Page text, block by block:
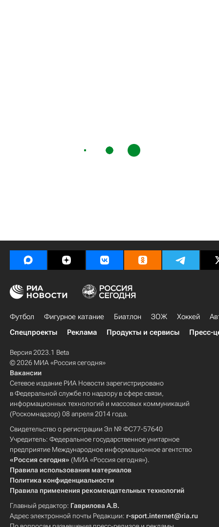
Футбол Фигурное катание Биатлон ЗОЖ Хоккей
Спецпроекты
Реклама Продукты и сервисы Пресс-
Версия 2023.1 Beta
© 2026 МИА «Россия сегодня»
Вакансии
Сетевое издание РИА Новости зарегистрировано
в Федеральной службе по надзору в сфере связи,
информационных технологий и массовых коммуникаций
(Роскомнадзор) 08 апреля 2014 года.
Свидетельство о регистрации Эл № ФС77-57640
Учредитель: Федеральное государственное унитарное
предприятие Международное информационное агентство
«Россия сегодня» (МИА «Россия сегодня»).
Правила использования материалов
Политика конфиденциальности
Правила применения рекомендательных технологий
Главный редактор: Гаврилова А.В.
Адрес электронной почты Редакции: r-sport.internet@ria.ru